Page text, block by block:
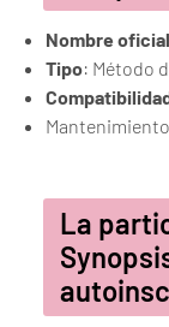
Nombre oficial
Tipo: Método
La